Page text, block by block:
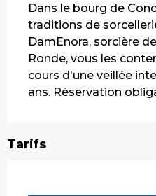
Dans le bourg de
traditions de
DamEnora, sorcière
Ronde, vous les
cours d'une veillée
ans. Réservation
Tarifs